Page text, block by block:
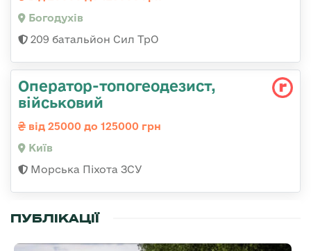
Богодухів
209 батальйон Сил ТрО
Опеpатоp-топогеодезист,
військовий
від 25000 до 125000 грн
Київ
Морська Піхота ЗСУ
ПУБЛІКАЦІЇ